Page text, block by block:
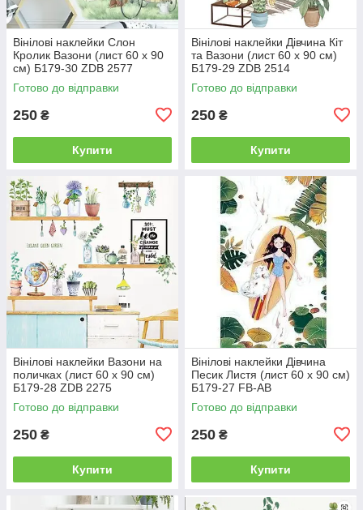
Вінілові наклейки Слон
Кролик Вазони (лист 60 х 90
см) Б179-30 ZDB 2577
Готово до відправки
250 ₴
Купити
Вінілові наклейки Дівчина Кіт
та Вазони (лист 60 х 90 см)
Б179-29 ZDB 2514
Готово до відправки
250 ₴
Купити
Вінілові наклейки Вазони на
поличках (лист 60 х 90 см)
Б179-28 ZDB 2275
Готово до відправки
250 ₴
Купити
Вінілові наклейки Дівчина
Песик Листя (лист 60 х 90 см)
Б179-27 FB-AB
Готово до відправки
250 ₴
Купити